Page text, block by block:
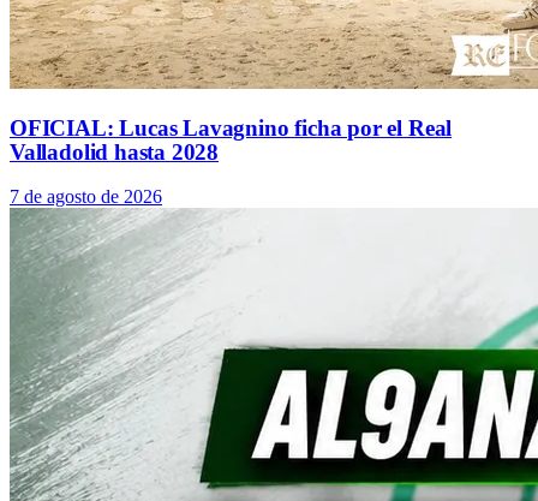
OFICIAL: Lucas Lavagnino ficha por el Real
Valladolid hasta 2028
7 de agosto de 2026